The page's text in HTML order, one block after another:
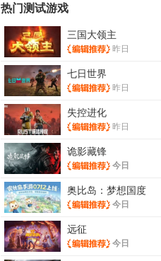
热门测试游戏
三国大领主
昨日
七日世界
昨日
失控进化
昨日
诡影藏锋
今日
奥比岛：梦想国度
今日
远征
今日